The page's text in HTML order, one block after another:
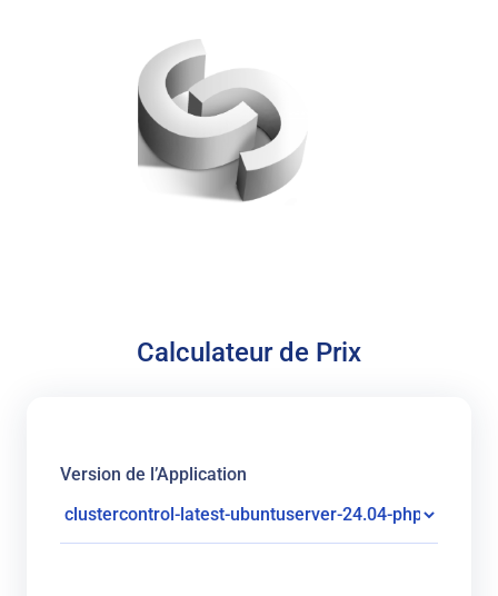
Calculateur de Prix
Version de l’Application